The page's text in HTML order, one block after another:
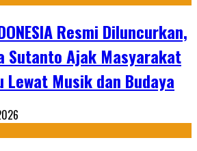
Resmi Diluncurkan,
Sutanto Ajak Masyarakat
Lewat Musik dan Budaya